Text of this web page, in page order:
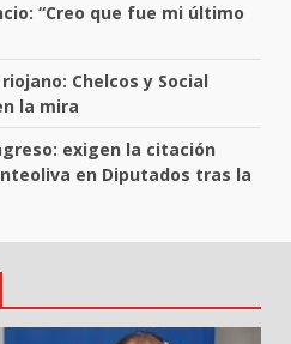
“Creo que fue mi último
Chelcos y Social
la mira
exigen la citación
en Diputados tras la